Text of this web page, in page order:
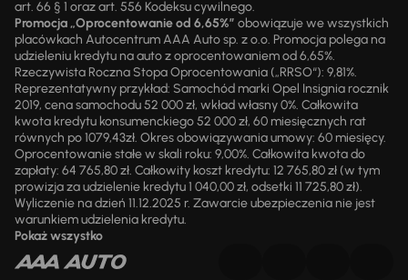
art. 66 § 1 oraz art. 556 Kodeksu cywilnego.
Promocja „Oprocentowanie od 6,65%” obowiązuje we wszystkich
placówkach Autocentrum AAA Auto sp. z o.o. Promocja polega na
udzieleniu kredytu na auto z oprocentowaniem od 6,65%.
Rzeczywista Roczna Stopa Oprocentowania („RRSO“): 9,81%.
Reprezentatywny przykład: Samochód marki Opel Insignia rocznik
2019, cena samochodu 52 000 zł, wkład własny 0%. Całkowita
kwota kredytu konsumenckiego 52 000 zł, 60 miesięcznych rat
równych po 1079,43zł. Okres obowiązywania umowy: 60 miesięcy.
Oprocentowanie stałe w skali roku: 9,00%. Całkowita kwota do
zapłaty: 64 765,80 zł. Całkowity koszt kredytu: 12 765,80 zł (w tym
prowizja za udzielenie kredytu 1 040,00 zł, odsetki 11 725,80 zł).
Wyliczenie na dzień 11.12.2025 r. Zawarcie ubezpieczenia nie jest
warunkiem udzielenia kredytu.
Pokaż wszystko